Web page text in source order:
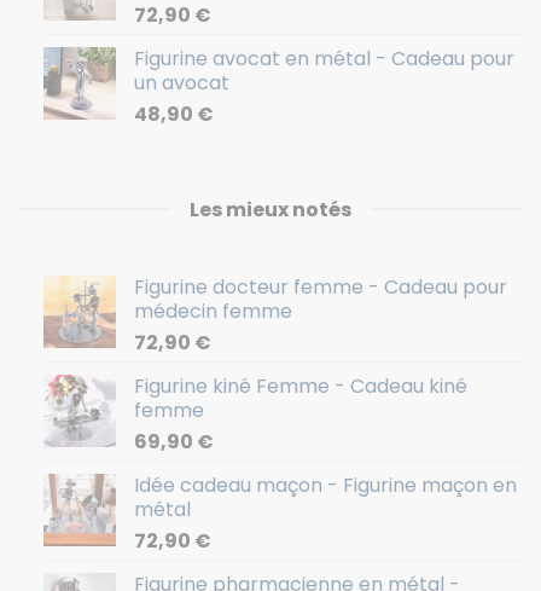
72,90 €
Figurine avocat en métal - Cadeau pour
un avocat
48,90 €
Les mieux notés
Figurine docteur femme - Cadeau pour
médecin femme
72,90 €
Figurine kiné Femme - Cadeau kiné
femme
69,90 €
Idée cadeau maçon - Figurine maçon en
métal
72,90 €
Figurine pharmacienne en métal -